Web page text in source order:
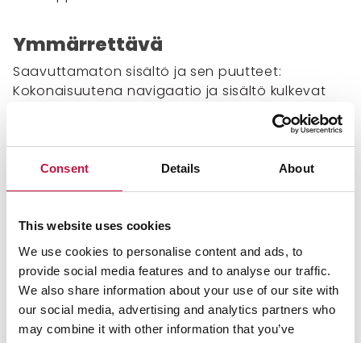
Consent Details About
This website uses cookies
We use cookies to personalise content and ads, to
provide social media features and to analyse our traffic.
We also share information about your use of our site with
our social media, advertising and analytics partners who
may combine it with other information that you’ve
Ymmärrettävä
Saavuttamaton sisältö ja sen puutteet:
Kokonaisuutena navigaatio ja sisältö kulkevat
käsi kädessä, koska sivusto ei lataa sisältöä
Kaikki tapahtuu samalla sivulla lataamatta sivua
uudelleen. Tämä aiheuttaa kuitenkin
saavutettavuusongelmia, koska esimerkiksi
sivulla tapahtuu.
Saavutettavuusvaatimukset. jotka eivät täyty:
3.2.1 Kohdistaminen
Palaute ja yhteystiedot